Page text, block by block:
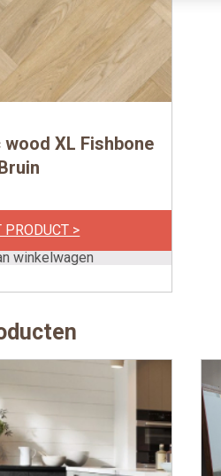
XL Fishbone
>
winkelwagen